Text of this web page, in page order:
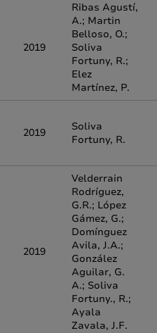
2019
Ribas Agustí,
A.; Martin
Belloso, O.;
Soliva
Fortuny, R.;
Elez
Martínez, P.
2019
Soliva
Fortuny, R.
2019
Velderrain
Rodríguez,
G.R.; López
Gámez, G.;
Domínguez
Avila, J.A.;
González
Aguilar, G.
A.; Soliva
Fortuny., R.;
Ayala
Zavala, J.F.